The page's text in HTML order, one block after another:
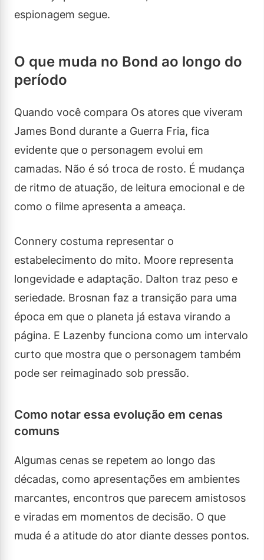
espionagem segue.
O que muda no Bond ao longo do
período
Quando você compara Os atores que viveram
James Bond durante a Guerra Fria, fica
evidente que o personagem evolui em
camadas. Não é só troca de rosto. É mudança
de ritmo de atuação, de leitura emocional e de
como o filme apresenta a ameaça.
Connery costuma representar o
estabelecimento do mito. Moore representa
longevidade e adaptação. Dalton traz peso e
seriedade. Brosnan faz a transição para uma
época em que o planeta já estava virando a
página. E Lazenby funciona como um intervalo
curto que mostra que o personagem também
pode ser reimaginado sob pressão.
Como notar essa evolução em cenas
comuns
Algumas cenas se repetem ao longo das
décadas, como apresentações em ambientes
marcantes, encontros que parecem amistosos
e viradas em momentos de decisão. O que
muda é a atitude do ator diante desses pontos.